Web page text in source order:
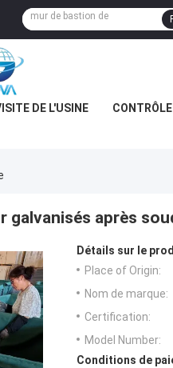
DE L'USINE
galvanisés après
Détails sur le
Place of Origin:
Nom de marque:
Certification:
Model Number:
Conditions de